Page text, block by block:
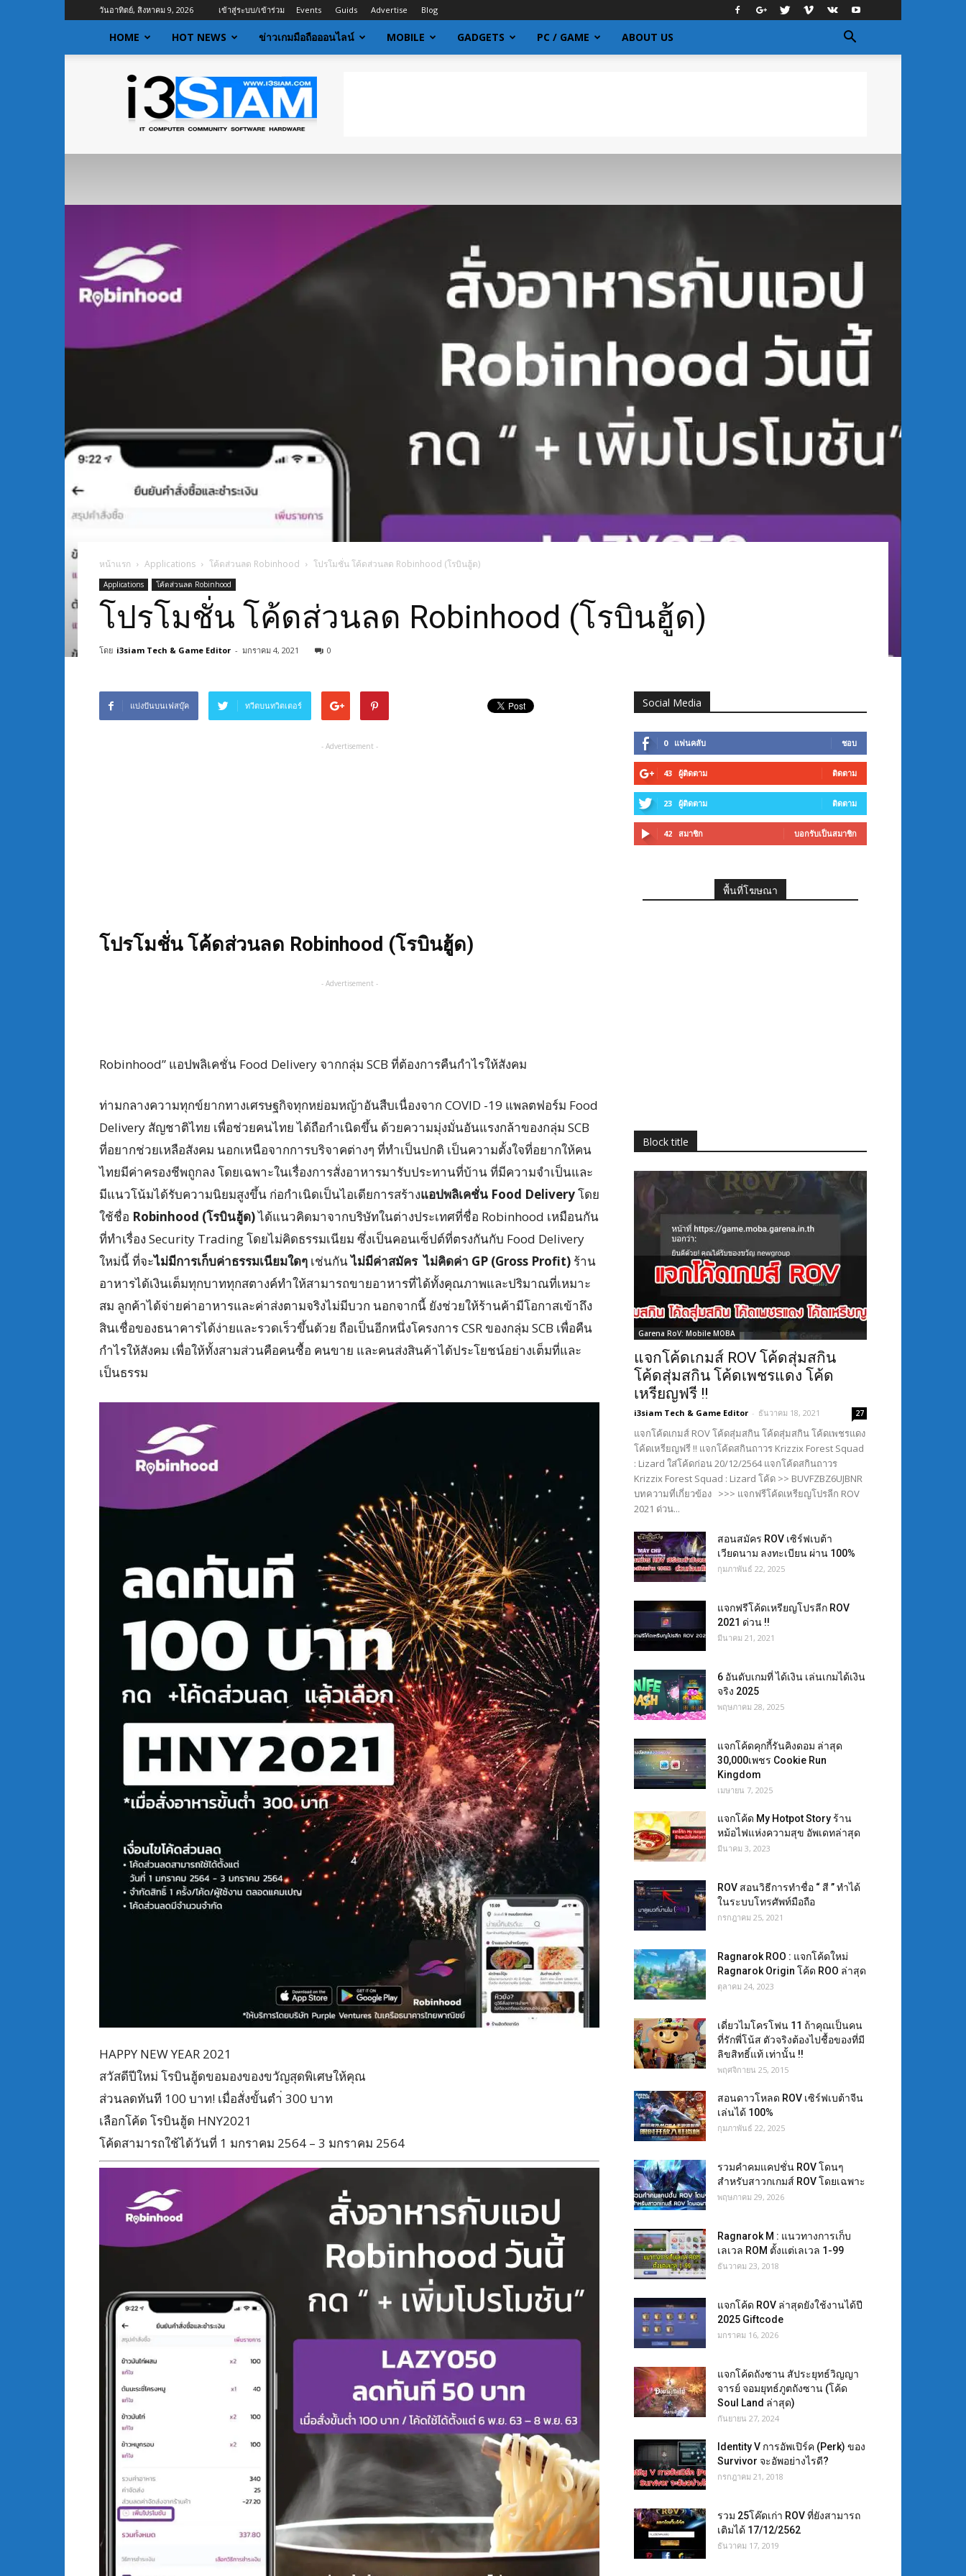
วันอาทิตย์, สิงหาคม 9, 2026 เข้าสู่ระบบ/เข้าร่วม Events Guids Advertise Blog
HOME HOT NEWS ข่าวเกมมือถือออนไลน์ MOBILE GADGETS PC / GAME ABOUT US
I3siam
ข่าว
ไอที
ข้อมูล
หน้าแรก Applications โค้ดส่วนลด Robinhood โปรโมชั่น โค้ดส่วนลด Robinhood (โรบินฮู้ด)
Applications โค้ดส่วนลด Robinhood
โปรโมชั่น โค้ดส่วนลด Robinhood (โรบินฮู้ด)
โดย i3siam Tech & Game Editor - มกราคม 4, 2021 0
แบ่งปันบนเฟสบุ๊ค ทวีตบนทวิตเตอร์
- Advertisement -
โปรโมชั่น โค้ดส่วนลด Robinhood (โรบินฮู้ด)
- Advertisement -
Robinhood” แอปพลิเคชั่น Food Delivery จากกลุ่ม SCB ที่ต้องการคืนกำไรให้สังคม
ท่ามกลางความทุกข์ยากทางเศรษฐกิจทุกหย่อมหญ้าอันสืบเนื่องจาก COVID -19 แพลตฟอร์ม Food
Delivery สัญชาติไทย เพื่อช่วยคนไทย ได้ถือกำเนิดขึ้น ด้วยความมุ่งมั่นอันแรงกล้าของกลุ่ม SCB
ที่อยากช่วยเหลือสังคม นอกเหนือจากการบริจาคต่างๆ ที่ทำเป็นปกติ เป็นความตั้งใจที่อยากให้คน
ไทยมีค่าครองชีพถูกลง โดยเฉพาะในเรื่องการสั่งอาหารมารับประทานที่บ้าน ที่มีความจำเป็นและ
มีแนวโน้มได้รับความนิยมสูงขึ้น ก่อกำเนิดเป็นไอเดียการสร้างแอปพลิเคชั่น Food Deliveryโดย
ใช้ชื่อ Robinhood (โรบินฮู้ด)ได้แนวคิดมาจากบริษัทในต่างประเทศที่ชื่อ Robinhood เหมือนกัน
ที่ทำเรื่อง Security Trading โดยไม่คิดธรรมเนียม ซึ่งเป็นคอนเซ็ปต์ที่ตรงกันกับ Food Delivery
ใหม่นี้ ที่จะไม่มีการเก็บค่าธรรมเนียมใดๆ เช่นกันไม่มีค่าสมัคร ไม่คิดค่า GP (Gross Profit) ร้าน
อาหารได้เงินเต็มทุกบาททุกสตางค์ทำให้สามารถขายอาหารที่ได้ทั้งคุณภาพและปริมาณที่เหมาะ
สม ลูกค้าได้จ่ายค่าอาหารและค่าส่งตามจริงไม่มีบวก นอกจากนี้ ยังช่วยให้ร้านค้ามีโอกาสเข้าถึง
สินเชื่อของธนาคารได้ง่ายและรวดเร็วขึ้นด้วย ถือเป็นอีกหนึ่งโครงการ CSR ของกลุ่ม SCB เพื่อคืน
กำไรให้สังคม เพื่อให้ทั้งสามส่วนคือคนซื้อ คนขาย และคนส่งสินค้าได้ประโยชน์อย่างเต็มที่และ
เป็นธรรม
HAPPY NEW YEAR 2021
สวัสดีปีใหม่ โรบินฮู้ดขอมองของขวัญสุดพิเศษให้คุณ
ส่วนลดทันที 100 บาท! เมื่อสั่งขั้นตำ่ 300 บาท
เลือกโค้ด โรบินฮู้ด HNY2021
โค้ดสามารถใช้ได้วันที่ 1 มกราคม 2564 – 3 มกราคม 2564
Social Media
0 แฟนคลับ ชอบ
43 ผู้ติดตาม ติดตาม
23 ผู้ติดตาม ติดตาม
42 สมาชิก บอกรับเป็นสมาชิก
พื้นที่โฆษณา
Block title
Garena RoV: Mobile MOBA
แจกโค้ดเกมส์ ROV โค้ดสุ่มสกิน
โค้ดสุ่มสกิน โค้ดเพชรแดง โค้ด
เหรียญฟรี !!
i3siam Tech & Game Editor - ธันวาคม 18, 2021 27
แจกโค้ดเกมส์ ROV โค้ดสุ่มสกิน โค้ดสุ่มสกิน โค้ดเพชรแดง
โค้ดเหรียญฟรี !! แจกโค้ดสกินถาวร Krizzix Forest Squad
: Lizard ใส่โค้ดก่อน 20/12/2564 แจกโค้ดสกินถาวร
Krizzix Forest Squad : Lizard โค้ด >> BUVFZBZ6UJBNR
บทความที่เกี่ยวข้อง >>> แจกฟรีโค้ดเหรียญโปรลีก ROV
2021 ด่วน...
สอนสมัคร ROV เซิร์ฟเบต้า
เวียดนาม ลงทะเบียน ผ่าน 100%
กุมภาพันธ์ 22, 2025
แจกฟรีโค้ดเหรียญโปรลีก ROV
2021 ด่วน !!
มีนาคม 21, 2021
6 อันดับเกมที่ ได้เงิน เล่นเกมได้เงิน
จริง 2025
พฤษภาคม 28, 2025
แจกโค้ดคุกกี้รันคิงดอม ล่าสุด
30,000เพชร Cookie Run
Kingdom
เมษายน 7, 2025
แจกโค้ด My Hotpot Story ร้าน
หม้อไฟแห่งความสุข อัพเดทล่าสุด
มีนาคม 3, 2023
ROV สอนวิธีการทำชื่อ “ สี ” ทำได้
ในระบบโทรศัพท์มือถือ
กรกฎาคม 25, 2021
Ragnarok ROO : แจกโค้ดใหม่
Ragnarok Origin โค้ด ROO ล่าสุด
ตุลาคม 24, 2023
เดี่ยวไมโครโฟน 11 ถ้าคุณเป็นคน
ที่รักพี่โน้ส ตัวจริงต้องไปชื้อของที่มี
ลิขสิทธิ์แท้ เท่านั้น !!
พฤศจิกายน 25, 2015
สอนดาวโหลด ROV เซิร์ฟเบต้าจีน
เล่นได้ 100%
กุมภาพันธ์ 22, 2025
รวมคำคมแคปชั่น ROV โดนๆ
สำหรับสาวกเกมส์ ROV โดยเฉพาะ
พฤษภาคม 29, 2026
Ragnarok M : แนวทางการเก็บ
เลเวล ROM ตั้งแต่เลเวล 1-99
ธันวาคม 23, 2018
แจกโค้ด ROV ล่าสุดยังใช้งานได้ปี
2025 Giftcode
มกราคม 16, 2026
แจกโค้ดถังซาน สัประยุทธ์วิญญา
จารย์ จอมยุทธ์ภูตถังซาน (โค้ด
Soul Land ล่าสุด)
กันยายน 27, 2024
Identity V การอัพเปิร์ค (Perk) ของ
Survivor จะอัพอย่างไรดี?
กรกฎาคม 21, 2018
รวม 25โค๊ดเก่า ROV ที่ยังสามารถ
เติมได้ 17/12/2562
ธันวาคม 17, 2019